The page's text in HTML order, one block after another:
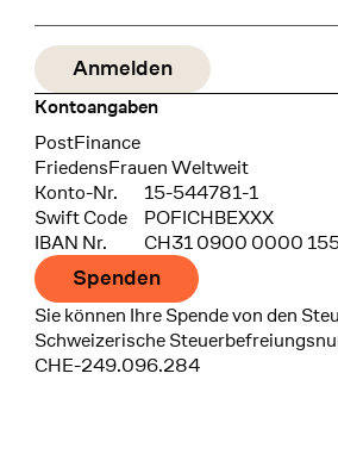
Kontoangaben
Bank
PostFinance
Recipient
FriedensFrauen Weltweit
Konto-Nr.
15-544781-1
Swift Code
POFICHBEXXX
IBAN Nr.
CH31 0900 0000
Spenden
Sie können Ihre Spende von den
Schweizerische
CHE-249.096.284